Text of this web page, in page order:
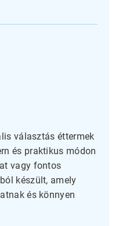
választás éttermek
és praktikus módon
vagy fontos
készült, amely
és könnyen